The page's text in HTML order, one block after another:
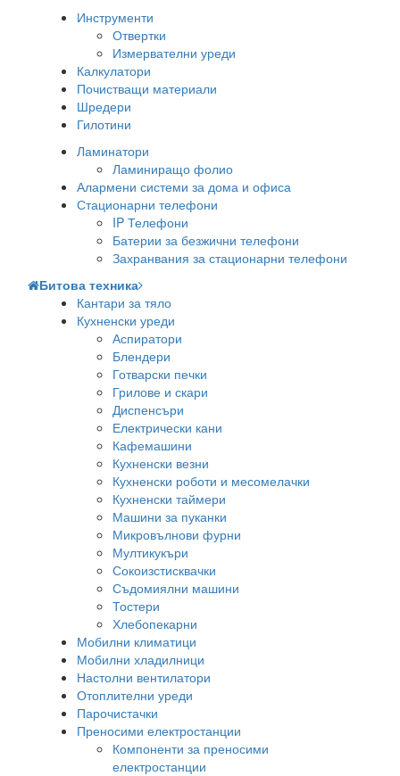
Инструменти
Отвертки
Измервателни уреди
Калкулатори
Почистващи материали
Шредери
Гилотини
Ламинатори
Ламиниращо фолио
Алармени системи за дома и офиса
Стационарни телефони
IP Телефони
Батерии за безжични телефони
Захранвания за стационарни телефони
Битова техника
Кантари за тяло
Кухненски уреди
Аспиратори
Блендери
Готварски печки
Грилове и скари
Диспенсъри
Електрически кани
Кафемашини
Кухненски везни
Кухненски роботи и месомелачки
Кухненски таймери
Машини за пуканки
Микровълнови фурни
Мултикукъри
Сокоизстисквачки
Съдомиялни машини
Тостери
Хлебопекарни
Мобилни климатици
Мобилни хладилници
Настолни вентилатори
Отоплителни уреди
Парочистачки
Преносими електростанции
Компоненти за преносими
електростанции